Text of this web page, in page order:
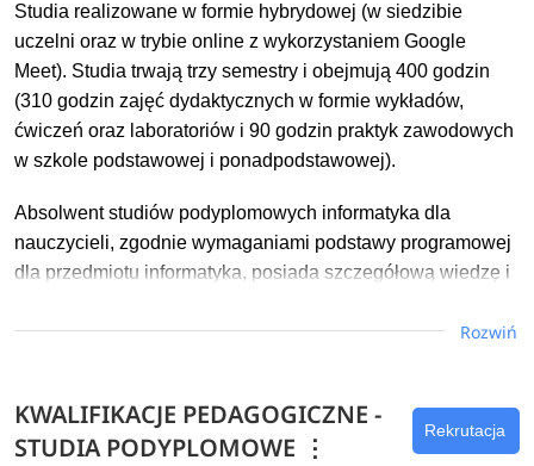
Studia realizowane w formie hybrydowej (w siedzibie
uczelni oraz w trybie online z wykorzystaniem Google
Meet). Studia trwają trzy semestry i obejmują 400 godzin
(310 godzin zajęć dydaktycznych w formie wykładów,
ćwiczeń oraz laboratoriów i 90 godzin praktyk zawodowych
w szkole podstawowej i ponadpodstawowej).
Absolwent studiów podyplomowych informatyka dla
nauczycieli, zgodnie wymaganiami podstawy programowej
dla przedmiotu informatyka, posiada szczegółową wiedzę i
komputerową, narzędziami i oprogramowaniem
Dowiedz się więcej
Rozwiń
KWALIFIKACJE PEDAGOGICZNE -
STUDIA PODYPLOMOWE ⋮
Rekrutacja